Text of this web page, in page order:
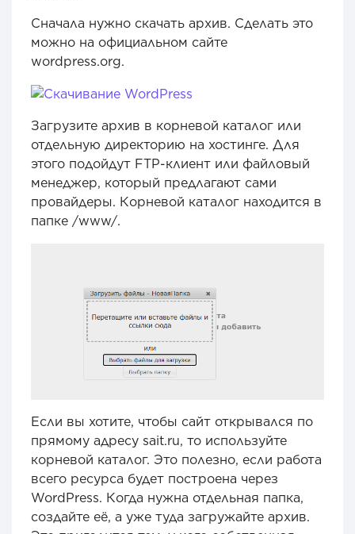
Сначала нужно скачать архив. Сделать это
можно на официальном сайте
wordpress.org.
Загрузите архив в корневой каталог или
отдельную директорию на хостинге. Для
этого подойдут FTP-клиент или файловый
менеджер, который предлагают сами
провайдеры. Корневой каталог находится в
папке /www/.
Если вы хотите, чтобы сайт открывался по
прямому адресу sait.ru, то используйте
корневой каталог. Это полезно, если работа
всего ресурса будет построена через
WordPress. Когда нужна отдельная папка,
создайте её, а уже туда загружайте архив.